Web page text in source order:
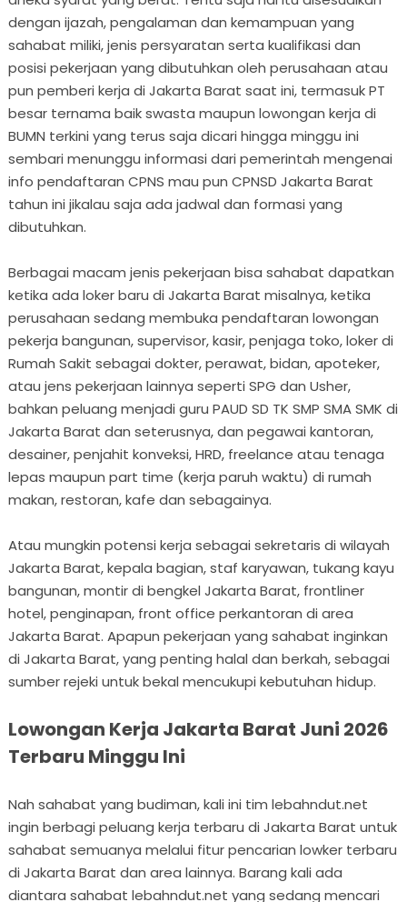
dengan ijazah, pengalaman dan kemampuan yang
sahabat miliki, jenis persyaratan serta kualifikasi dan
posisi pekerjaan yang dibutuhkan oleh perusahaan atau
pun pemberi kerja di Jakarta Barat saat ini, termasuk PT
besar ternama baik swasta maupun lowongan kerja di
BUMN terkini yang terus saja dicari hingga minggu ini
sembari menunggu informasi dari pemerintah mengenai
info pendaftaran CPNS mau pun CPNSD Jakarta Barat
tahun ini jikalau saja ada jadwal dan formasi yang
dibutuhkan.
Berbagai macam jenis pekerjaan bisa sahabat dapatkan
ketika ada loker baru di Jakarta Barat misalnya, ketika
perusahaan sedang membuka pendaftaran lowongan
pekerja bangunan, supervisor, kasir, penjaga toko, loker di
Rumah Sakit sebagai dokter, perawat, bidan, apoteker,
atau jens pekerjaan lainnya seperti SPG dan Usher,
bahkan peluang menjadi guru PAUD SD TK SMP SMA SMK di
Jakarta Barat dan seterusnya, dan pegawai kantoran,
desainer, penjahit konveksi, HRD, freelance atau tenaga
lepas maupun part time (kerja paruh waktu) di rumah
makan, restoran, kafe dan sebagainya.
Atau mungkin potensi kerja sebagai sekretaris di wilayah
Jakarta Barat, kepala bagian, staf karyawan, tukang kayu
bangunan, montir di bengkel Jakarta Barat, frontliner
hotel, penginapan, front office perkantoran di area
Jakarta Barat. Apapun pekerjaan yang sahabat inginkan
di Jakarta Barat, yang penting halal dan berkah, sebagai
sumber rejeki untuk bekal mencukupi kebutuhan hidup.
Lowongan Kerja Jakarta Barat Juni 2026
Terbaru Minggu Ini
Nah sahabat yang budiman, kali ini tim lebahndut.net
ingin berbagi peluang kerja terbaru di Jakarta Barat untuk
sahabat semuanya melalui fitur pencarian lowker terbaru
di Jakarta Barat dan area lainnya. Barang kali ada
diantara sahabat lebahndut.net yang sedang mencari